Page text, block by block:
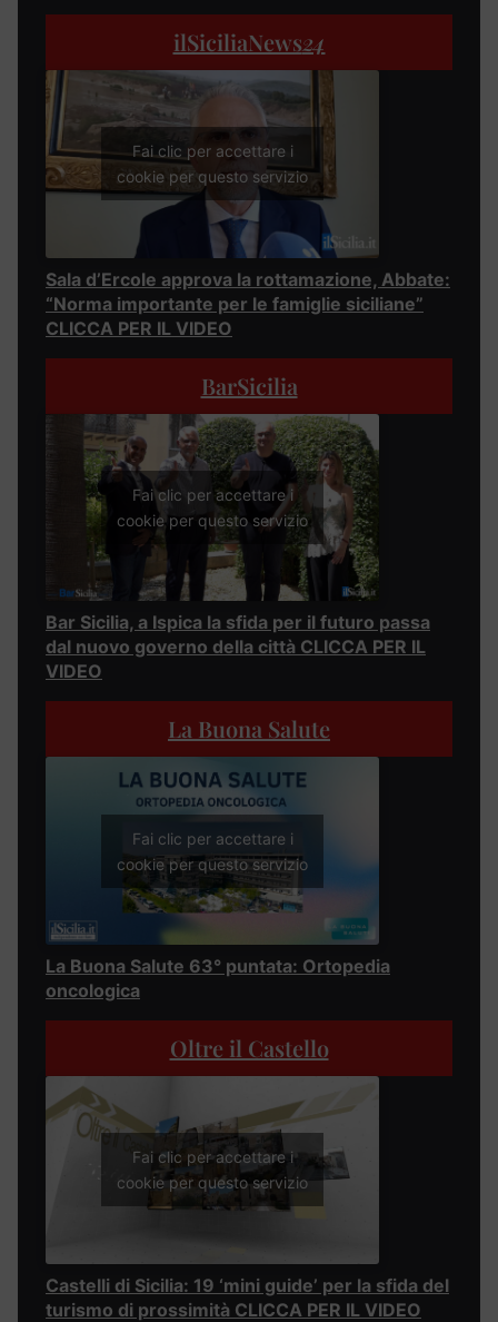
ilSiciliaNews24
Fai clic per accettare i
cookie per questo servizio
Sala d’Ercole approva la rottamazione, Abbate:
“Norma importante per le famiglie siciliane”
CLICCA PER IL VIDEO
BarSicilia
Fai clic per accettare i
cookie per questo servizio
Bar Sicilia, a Ispica la sfida per il futuro passa
dal nuovo governo della città CLICCA PER IL
VIDEO
La Buona Salute
Fai clic per accettare i
cookie per questo servizio
La Buona Salute 63° puntata: Ortopedia
oncologica
Oltre il Castello
Fai clic per accettare i
cookie per questo servizio
Castelli di Sicilia: 19 ‘mini guide’ per la sfida del
turismo di prossimità CLICCA PER IL VIDEO